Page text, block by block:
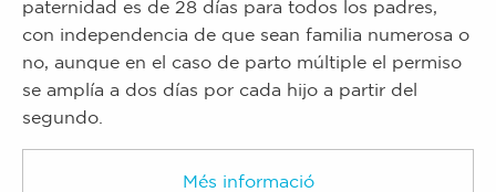
paternidad es de 28 días para todos los padres,
con independencia de que sean familia numerosa o
no, aunque en el caso de parto múltiple el permiso
se amplía a dos días por cada hijo a partir del
segundo.
Més informació